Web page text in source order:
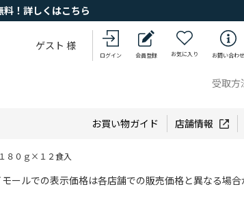
！詳しくはこちら
ゲスト 様
ログイン 会員登録 お気に入り お問い合わせ
受取方
お買い物ガイド 店舗情報
８０ｇ×１２食入
ールでの表示価格は各店舗での販売価格と異なる場合